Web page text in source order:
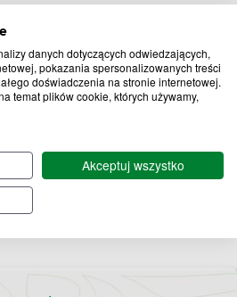
danych dotyczących odwiedzających,
pokazania spersonalizowanych treści
doświadczenia na stronie internetowej.
temat plików cookie, których używamy,
Akceptuj wszystko